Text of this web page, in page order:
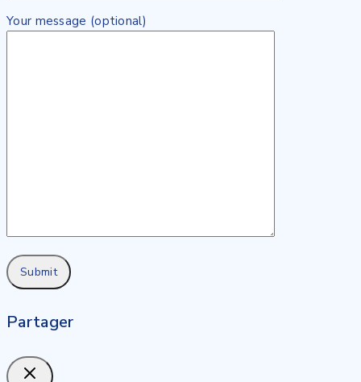
Your message (optional)
Partager